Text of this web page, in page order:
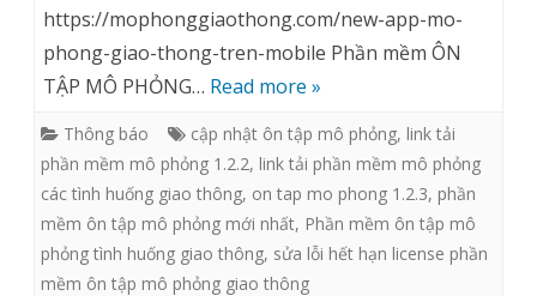
cập
nhật
mềm
ÔN
TẬP
https://mophonggiaothong.com/new-app-mo-
phong-giao-thong-tren-mobile Phần mềm ÔN
TẬP MÔ PHỎNG… Read more »
Thông báo cập nhật ôn tập mô phỏng, link tải
phần mềm mô phỏng 1.2.2, link tải phần mềm mô phỏng
các tình huống giao thông, on tap mo phong 1.2.3, phần
mềm ôn tập mô phỏng mới nhất, Phần mềm ôn tập mô
phỏng tình huống giao thông, sửa lỗi hết hạn license phần
mềm ôn tập mô phỏng giao thông